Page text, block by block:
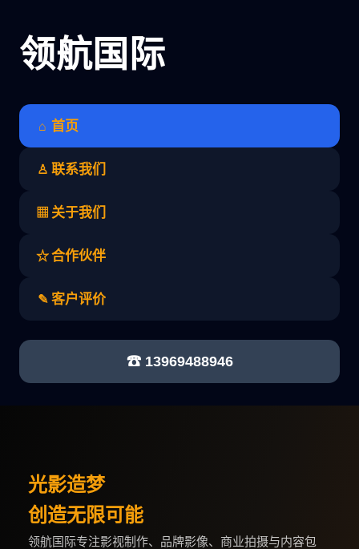
领航国际
⌂ 首页
♙ 联系我们
▦ 关于我们
☆合作伙伴
✎ 客户评价
☎ 13969488946
光影造梦
创造无限可能
领航国际专注影视制作、品牌影像、商业拍摄与内容包